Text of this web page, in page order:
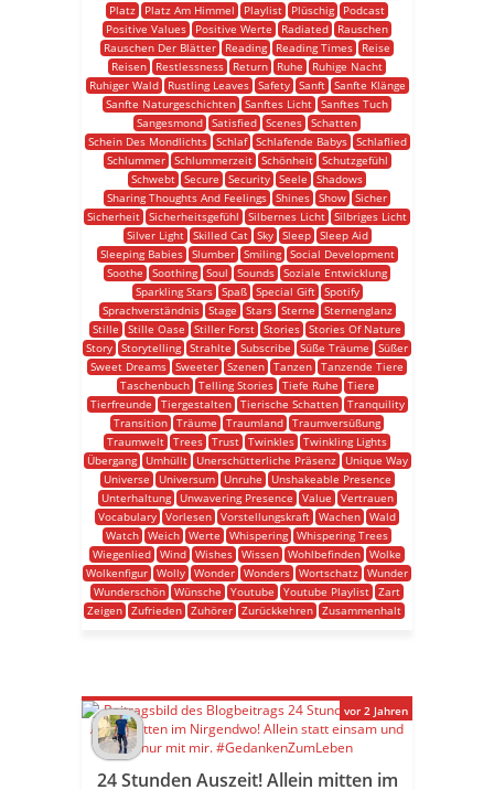
Platz
Platz Am Himmel Playlist Plüschig
Podcast
Positive Values
Positive Werte Radiated
Rauschen
Rauschen Der Blätter
Reading Reading Times
Reise
Reisen
Restlessness Return Ruhe
Ruhige Nacht
Ruhiger Wald
Rustling Leaves Safety Sanft
Sanfte Klänge
Sanfte Naturgeschichten Sanftes Licht Sanftes Tuch
Sangesmond Satisfied Scenes Schatten
Schein Des Mondlichts
Schlaf Schlafende Babys
Schlaflied
Schlummer
Schlummerzeit Schönheit
Schutzgefühl
Schwebt Secure Security Seele
Shadows
Sharing Thoughts And Feelings Shines Show Sicher
Sicherheit Sicherheitsgefühl Silbernes Licht Silbriges Licht
Silver Light
Skilled Cat Sky Sleep
Sleep Aid
Sleeping Babies
Slumber Smiling
Social Development
Soothe
Soothing Soul Sounds Soziale Entwicklung
Sparkling Stars
Spaß Special Gift
Spotify
Sprachverständnis
Stage Stars Sterne
Sternenglanz
Stille
Stille Oase Stiller Forst Stories Stories Of Nature
Story Storytelling Strahlte Subscribe Süße Träume
Süßer
Sweet Dreams Sweeter Szenen Tanzen Tanzende Tiere
Taschenbuch
Telling Stories Tiefe Ruhe
Tiere
Tierfreunde
Tiergestalten Tierische Schatten
Tranquility
Transition Träume Traumland Traumversüßung
Traumwelt Trees Trust Twinkles Twinkling Lights
Übergang
Umhüllt Unerschütterliche Präsenz
Unique Way
Universe
Universum Unruhe
Unshakeable Presence
Unterhaltung
Unwavering Presence Value
Vertrauen
Vocabulary Vorlesen Vorstellungskraft Wachen Wald
Watch Weich Werte Whispering Whispering Trees
Wiegenlied Wind Wishes Wissen Wohlbefinden Wolke
Wolkenfigur Wolly Wonder Wonders Wortschatz Wunder
Wunderschön Wünsche Youtube Youtube Playlist Zart
Zeigen Zufrieden Zuhörer Zurückkehren Zusammenhalt
24 Stunden Auszeit! Allein mitten im
vor 2 Jahren